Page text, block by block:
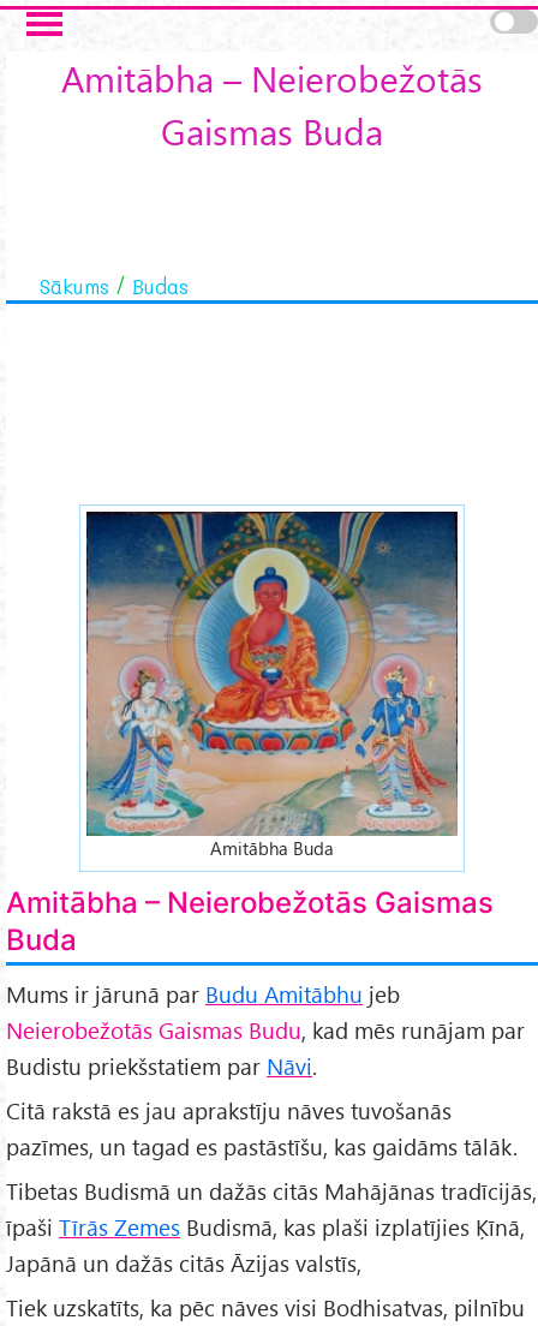
Skip to main content
Amitābha – Neierobežotās
Gaismas Buda
Sākums Budas
amitabha-buddha.jpg
Amitābha Buda
Amitābha – Neierobežotās Gaismas
Buda
Mums ir jārunā par Budu Amitābhu jeb
Neierobežotās Gaismas Budu, kad mēs runājam par
Budistu priekšstatiem par Nāvi.
Citā rakstā es jau aprakstīju nāves tuvošanās
pazīmes, un tagad es pastāstīšu, kas gaidāms tālāk.
Tibetas Budismā un dažās citās Mahājānas tradīcijās,
īpaši Tīrās Zemes Budismā, kas plaši izplatījies Ķīnā,
Japānā un dažās citās Āzijas valstīs,
Tiek uzskatīts, ka pēc nāves visi Bodhisatvas, pilnību